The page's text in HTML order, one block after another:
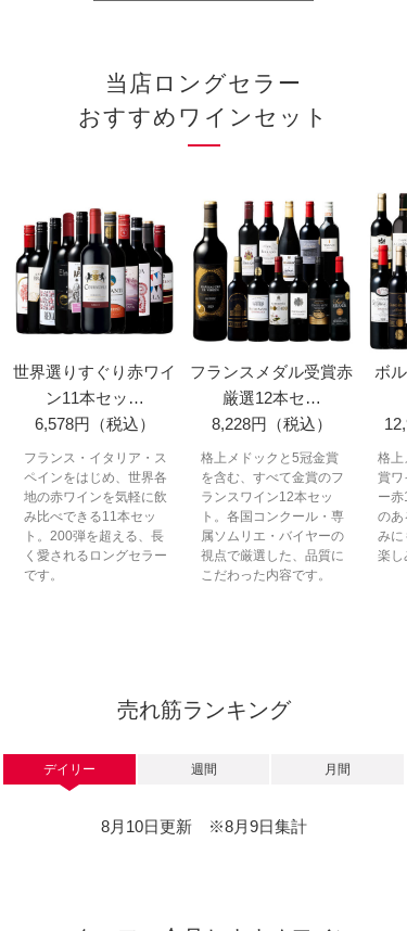
当店ロングセラー
おすすめワインセット
世界選りすぐり赤ワイ
ン11本セッ…
6,578円（税込）
フランス・イタリア・ス
ペインをはじめ、世界各
地の赤ワインを気軽に飲
み比べできる11本セッ
ト。200弾を超える、長
く愛されるロングセラー
です。
フランスメダル受賞赤
厳選12本セ…
8,228円（税込）
格上メドックと5冠金賞
を含む、すべて金賞のフ
ランスワイン12本セッ
ト。各国コンクール・専
属ソムリエ・バイヤーの
視点で厳選した、品質に
こだわった内容です。
ボ
格上
賞ワ
ー
のあ
みに
楽し
売れ筋ランキング
デイリー
8月10日更新 ※8月9日集計
週間 月間